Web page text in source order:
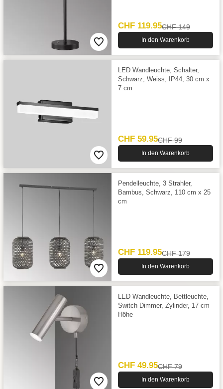
CHF 119.95CHF 149
In den Warenkorb
LED Wandleuchte, Schalter,
Schwarz, Weiss, IP44, 30 cm x
7 cm
CHF 59.95CHF 99
In den Warenkorb
Pendelleuchte, 3 Strahler,
Bambus, Schwarz, 110 cm x 25
cm
CHF 119.95CHF 179
In den Warenkorb
LED Wandleuchte, Bettleuchte,
Switch Dimmer, Zylinder, 17 cm
Höhe
CHF 49.95CHF 79
In den Warenkorb